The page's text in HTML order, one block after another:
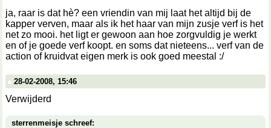
ja, raar is dat hè? een vriendin van mij laat het altijd bij de
kapper verven, maar als ik het haar van mijn zusje verf is het
net zo mooi. het ligt er gewoon aan hoe zorgvuldig je werkt
en of je goede verf koopt. en soms dat nieteens... verf van de
action of kruidvat eigen merk is ook goed meestal :/
28-02-2008, 15:46
Verwijderd
sterrenmeisje schreef: